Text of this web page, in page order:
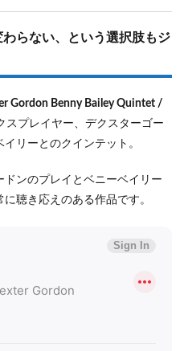
らない、という選択肢もジ
Gordon Benny Bailey Quintet /
スプレイヤー、デクスターゴー
リーとのクインテット。
ンのプレイとベニーベイリー
聴き応えのある作品です。